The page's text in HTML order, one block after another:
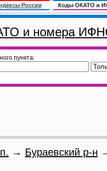
России Коды ОКАТО и
и номера
пункта:
→ Бураевский р-н